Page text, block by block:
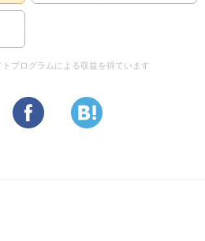
プログラムによる収益を得ています